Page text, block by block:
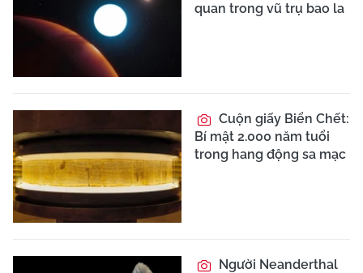
quan trong vũ trụ bao la
Cuộn giấy Biển Chết:
Bí mật 2.000 năm tuổi
trong hang động sa mạc
Người Neanderthal